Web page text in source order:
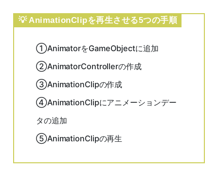
AnimationClipを再生させる5つの手順
①AnimatorをGameObjectに追加
②AnimatorControllerの作成
③AnimationClipの作成
④AnimationClipにアニメーションデー
タの追加
⑤AnimationClipの再生